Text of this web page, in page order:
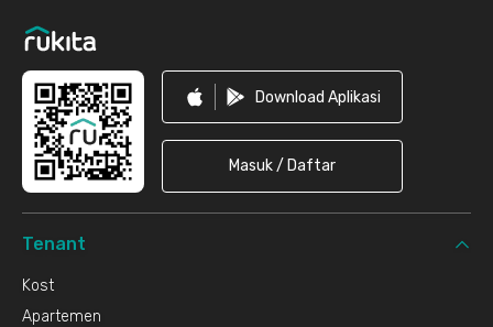
Download Aplikasi
Masuk / Daftar
Tenant
Kost
Apartemen